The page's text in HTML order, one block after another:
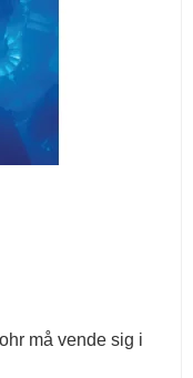
må vende sig i